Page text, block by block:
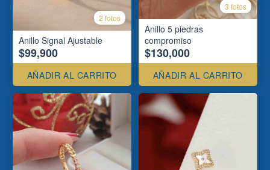
2 fotos
Anillo Signal Ajustable
$99,900
AÑADIR AL CARRITO
3 fotos
Anillo 5 piedras
compromiso
$130,000
AÑADIR AL CARRITO